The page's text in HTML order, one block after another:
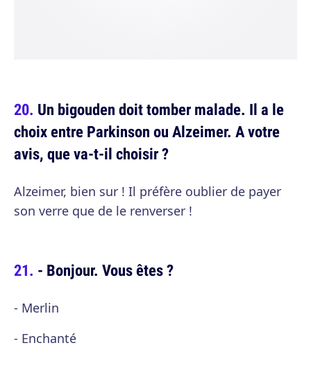
Un bigouden doit tomber malade. Il a le
choix entre Parkinson ou Alzeimer. A votre
avis, que va-t-il choisir ?
Alzeimer, bien sur ! Il préfère oublier de payer
son verre que de le renverser !
- Bonjour. Vous êtes ?
- Merlin
- Enchanté